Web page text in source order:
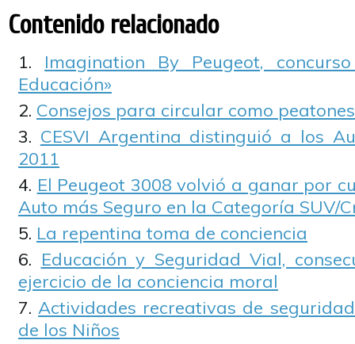
Contenido relacionado
Imagination By Peugeot,
Educación»
Consejos para circular como
CESVI Argentina distinguió a los
2011
El Peugeot 3008 volvió a ganar por
Auto más Seguro en la Categoría SUV/
La repentina toma de conciencia
Educación y Seguridad Vial,
ejercicio de la conciencia moral
Actividades recreativas de
de los Niños